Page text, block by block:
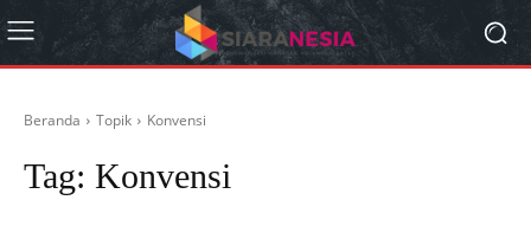
Beranda Topik Konvensi
Tag: Konvensi